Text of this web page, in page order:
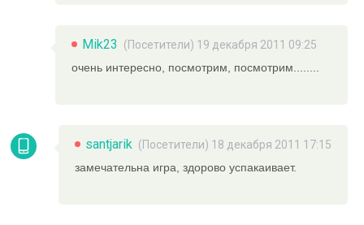
Mik23
(Посетители) 19 декабря 2011 09:25
очень интересно, посмотрим, посмотрим........
santjarik (Посетители) 18 декабря 2011 17:15
замечательна игра, здорово успакаивает.